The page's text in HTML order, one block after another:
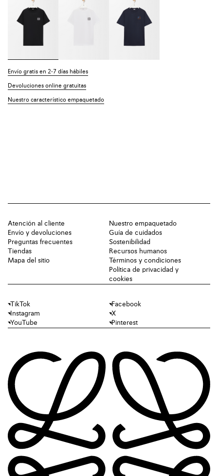
Envío gratis en 2-7 días hábiles
Devoluciones online gratuitas
Nuestro característico empaquetado
Atención al cliente
Envío y devoluciones
Preguntas frecuentes
Tiendas
Mapa del sitio
Nuestro empaquetado
Guía de cuidados
Sostenibilidad
Recursos humanos
Términos y condiciones
Política de privacidad y
cookies
TikTok
Facebook
Instagram
X
YouTube
Pinterest